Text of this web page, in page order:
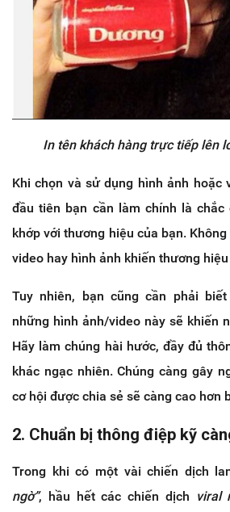
In tên khách hàng trực tiếp lên
Khi chọn và sử dụng hình ảnh hoặc
đầu tiên bạn cần làm chính là chắc
khớp với thương hiệu của bạn.
video hay hình ảnh khiến thương
Tuy nhiên, bạn cũng cần phải
những hình ảnh/video này sẽ khiến
Hãy làm chúng hài hước, đầy đủ
khác ngạc nhiên. Chúng càng gây
cơ hội được chia sẻ sẽ càng cao hơn
2. Chuẩn bị thông điệp kỹ
Trong khi có một vài chiến dịch
ngờ”, hầu hết các chiến dịch viral